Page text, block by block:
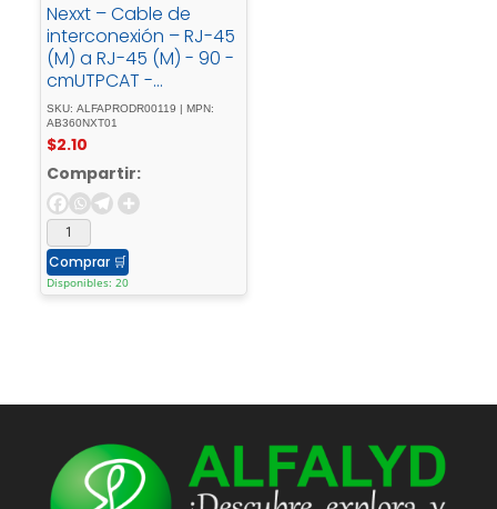
Nexxt – Cable de
interconexión – RJ-45
(M) a RJ-45 (M) - 90 -
cmUTPCAT -
5emoldeado, -
trenzadogris
SKU: ALFAPRODR00119 | MPN:
AB360NXT01
$2.10
Compartir:
Comprar 🛒
Disponibles: 20